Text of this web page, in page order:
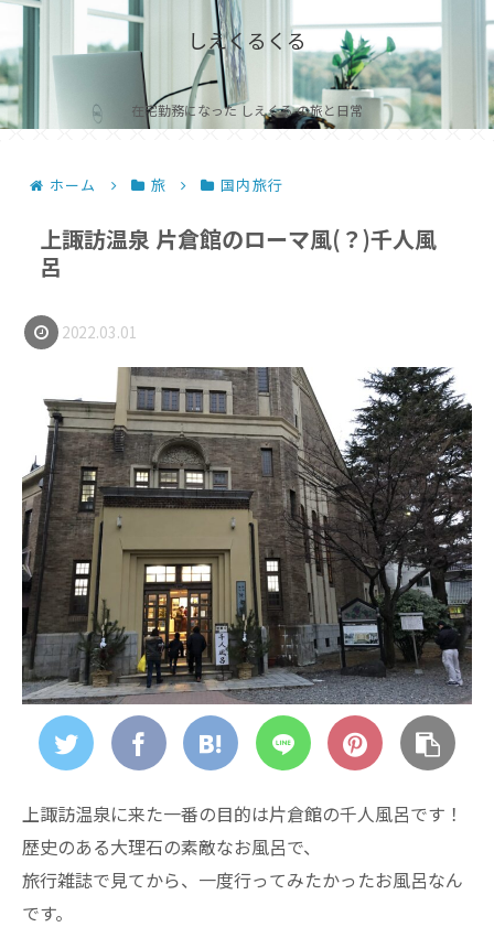
しえくるくる
在宅勤務になった しえくる の旅と日常
ホーム 旅 国内旅行
上諏訪温泉 片倉館のローマ風(？)千人風
呂
2022.03.01
上諏訪温泉に来た一番の目的は片倉館の千人風呂です！
歴史のある大理石の素敵なお風呂で、
旅行雑誌で見てから、一度行ってみたかったお風呂なん
です。